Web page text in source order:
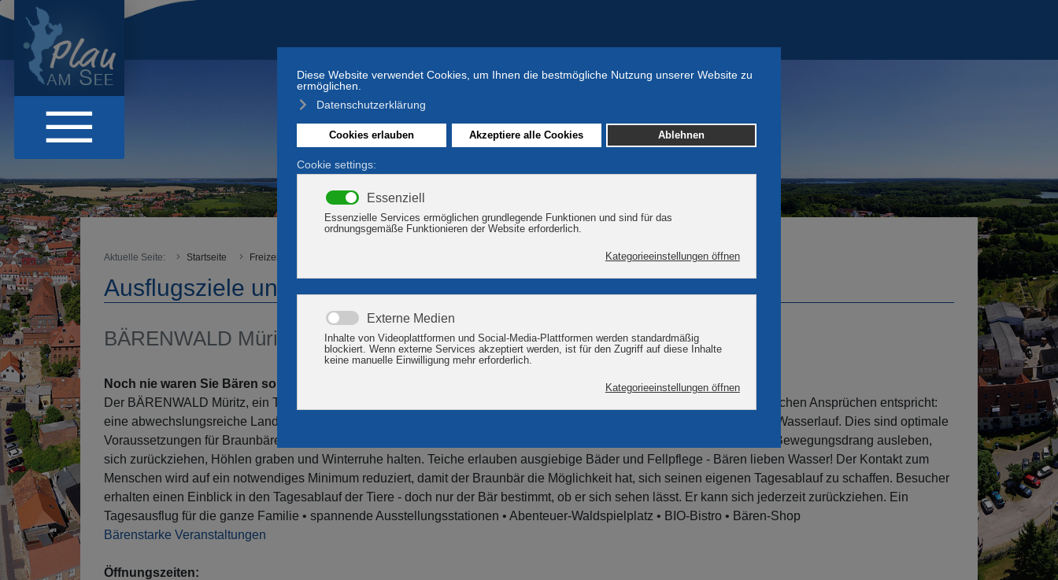
Aktuelle Seite: Startseite Freizeit & Aktiv
Ausflugsziele und Freizeitangebote am Plauer See
BÄRENWALD Müritz
Noch nie waren Sie Bären so nah!
Der BÄRENWALD Müritz, ein Tierschutzprojekt von VIER PFOTEN, bietet den Bären einen Lebensraum, der ihren natürlichen Ansprüchen entspricht:
eine abwechslungsreiche Landschaft mit Mischwald, Wiesenflächen, Waldlichtungen, Hanglagen und einem natürlichen Wasserlauf. Dies sind optimale
Voraussetzungen für Braunbären, ihr natürliches Verhalten wiederentdecken und ausleben zu können. Sie können ihren Bewegungsdrang ausleben,
sich zurückziehen, Höhlen graben und Winterruhe halten. Teiche erlauben ausgiebige Bäder und Fellpflege - Bären lieben Wasser! Der Kontakt zum
Menschen wird auf ein notwendiges Minimum reduziert, damit der Braunbär die Möglichkeit hat, sich seinen eigenen Tagesablauf zu schaffen. Besucher
erhalten einen Einblick in den Tagesablauf der Tiere - doch nur der Bär bestimmt, ob er sich sehen lässt. Er kann sich jederzeit zurückziehen. Ein
Tagesausflug für die ganze Familie • spannende Ausstellungsstationen • Abenteuer-Waldspielplatz • BIO-Bistro • Bären-Shop
Bärenstarke Veranstaltungen
Öffnungszeiten: